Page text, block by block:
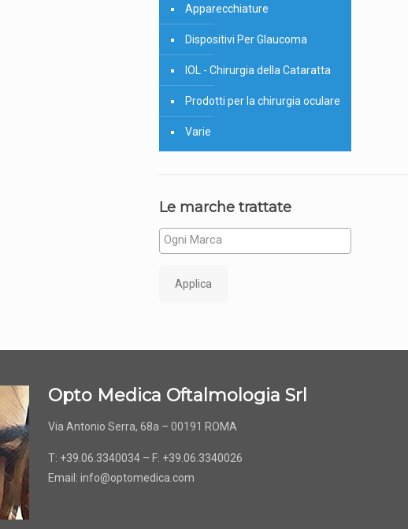
Apparecchiature
Dispositivi Per Glaucoma
IOL - Chirurgia della Cataratta
Prodotti per la chirurgia oculare
Varie
Le marche trattate
Applica
Opto Medica Oftalmologia Srl
Via Antonio Serra, 68a – 00191 ROMA
T: +39.06.3340034 – F: +39.06.3340026
Email:info@optomedica.com